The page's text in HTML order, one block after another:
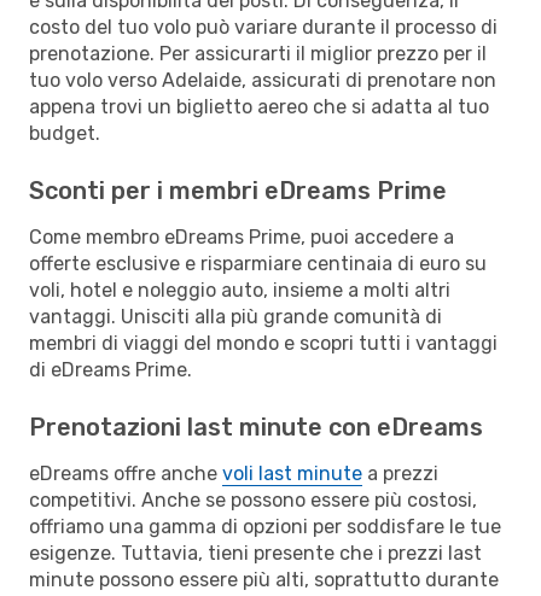
costo del tuo volo può variare durante il processo di
prenotazione. Per assicurarti il miglior prezzo per il
tuo volo verso Adelaide, assicurati di prenotare non
appena trovi un biglietto aereo che si adatta al tuo
budget.
Sconti per i membri eDreams Prime
Come membro eDreams Prime, puoi accedere a
offerte esclusive e risparmiare centinaia di euro su
voli, hotel e noleggio auto, insieme a molti altri
vantaggi. Unisciti alla più grande comunità di
membri di viaggi del mondo e scopri tutti i vantaggi
di eDreams Prime.
Prenotazioni last minute con eDreams
eDreams offre anche voli last minute a prezzi
competitivi. Anche se possono essere più costosi,
offriamo una gamma di opzioni per soddisfare le tue
esigenze. Tuttavia, tieni presente che i prezzi last
minute possono essere più alti, soprattutto durante